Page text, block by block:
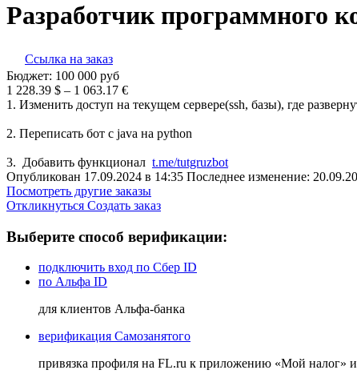
Разработчик программного
Ссылка на заказ
Бюджет: 100 000 руб
1 228.39 $ – 1 063.17 €
1. Изменить доступ на текущем сервере(ssh, базы), где
2. Переписать бот с java на python
3. Добавить функционал t.me/tutgruzbot
Опубликован 17.09.2024 в 14:35 Последнее изменение:
Посмотреть другие заказы
Откликнуться Создать заказ
Выберите способ верификации:
подключить вход по Сбер ID
по Альфа ID
для клиентов Альфа-банка
верификация Самозанятого
привязка профиля на FL.ru к приложению «Мой налог»